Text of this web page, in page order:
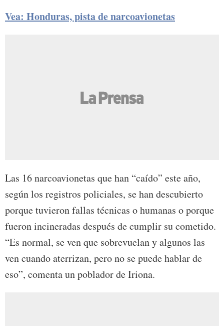
Vea: Honduras, pista de narcoavionetas
Las 16 narcoavionetas que han “caído” este año,
según los registros policiales, se han descubierto
porque tuvieron fallas técnicas o humanas o porque
fueron incineradas después de cumplir su cometido.
“Es normal, se ven que sobrevuelan y algunos las
ven cuando aterrizan, pero no se puede hablar de
eso”, comenta un poblador de Iriona.